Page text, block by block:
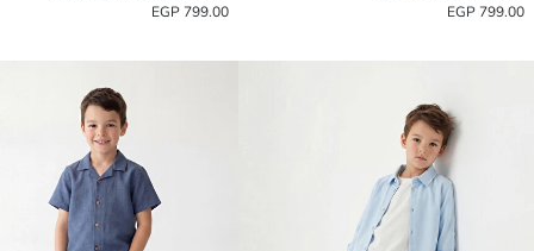
799.00 EGP
799.00 EGP